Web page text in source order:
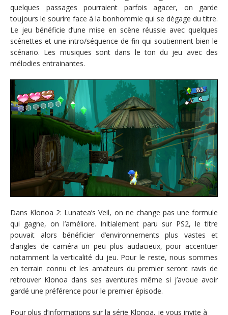
quelques passages pourraient parfois agacer, on garde
toujours le sourire face à la bonhommie qui se dégage du titre.
Le jeu bénéficie d’une mise en scène réussie avec quelques
scénettes et une intro/séquence de fin qui soutiennent bien le
scénario. Les musiques sont dans le ton du jeu avec des
mélodies entrainantes.
Dans Klonoa 2: Lunatea’s Veil, on ne change pas une formule
qui gagne, on l’améliore. Initialement paru sur PS2, le titre
pouvait alors bénéficier d’environnements plus vastes et
d’angles de caméra un peu plus audacieux, pour accentuer
notamment la verticalité du jeu. Pour le reste, nous sommes
en terrain connu et les amateurs du premier seront ravis de
retrouver Klonoa dans ses aventures même si j’avoue avoir
gardé une préférence pour le premier épisode.
Pour plus d’informations sur la série Klonoa, je vous invite à